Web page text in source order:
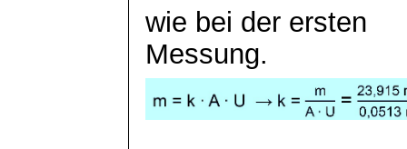
wie bei der ersten
Messung.